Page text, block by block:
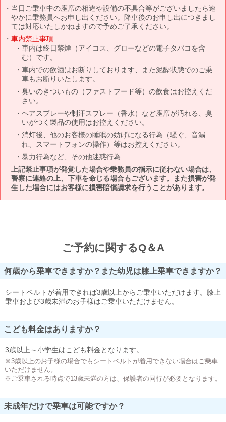
当日ご乗車中の座席の相違や設備の不具合等がございましたら速
やかに乗務員へお申し出ください。降車後のお申し出につきまし
ては対応いたしかねますので予めご了承ください。
車内禁止事項
車内は終日禁煙（アイコス、グローなどの電子タバコを含
む）です。
車内での飲酒はお断りしております、また泥酔状態でのご乗
車もお断りいたします。
臭いのきついもの（ファストフード等）の飲食はお控えくだ
さい。
ヘアスプレーや制汗スプレー（香水）など座席が汚れる、臭
いがつく製品の使用はお控えください。
消灯後、他のお客様の睡眠の妨げになる行為（騒ぐ、音漏
れ、スマートフォンの操作）等はお控えください。
暴力行為など、その他迷惑行為
上記禁止事項が発覚した場合や乗務員の指示に従わない場合は、
警察に連絡の上、下車を命じる場合もございます。また損害が発
生した場合にはお客様に損害賠償請求を行うことがあります。
ご予約に関するQ＆A
何歳から乗車できますか？また幼児は膝上乗車できますか？
シートベルトが着用できれば3歳以上からご乗車いただけます。膝上
乗車および3歳未満のお子様はご乗車いただけません。
こども料金はありますか？
3歳以上～小学生はこども料金となります。
※3歳以上のお子様の場合でもシートベルトが着用できない場合はご乗車
いただけません。
※ご乗車される時点で13歳未満の方は、保護者の同行が必要となります。
未成年だけで乗車は可能ですか？